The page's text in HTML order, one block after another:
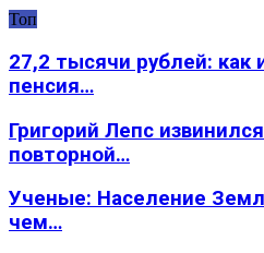
Топ
27,2 тысячи рублей: как
пенсия…
Григорий Лепс
повторной…
Ученые: Население
чем…